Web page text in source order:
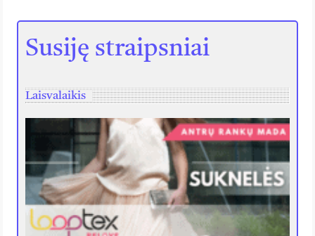
Susiję straipsniai
Laisvalaikis